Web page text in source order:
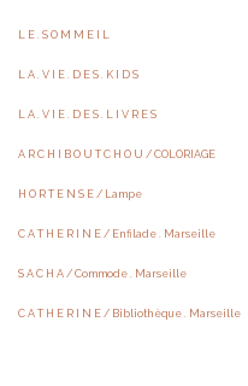
L E . S O M M E I L
L A . V I E . D E S . K I D S
L A . V I E . D E S . L I V R E S
A R C H I B O U T C H O U / COLORIAGE
H O R T E N S E / Lampe
C A T H E R I N E / Enfilade . Marseille
S A C H A / Commode . Marseille
C A T H E R I N E / Bibliothèque . Marseille